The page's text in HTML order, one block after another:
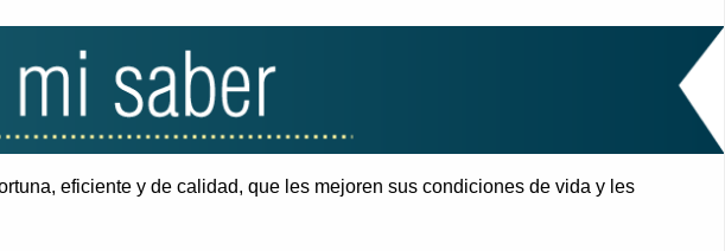
eficiente y de calidad, que les mejoren sus condiciones de vida y les